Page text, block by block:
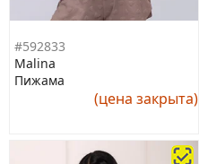
#592833
Malina
Пижама
(цена закрыта)